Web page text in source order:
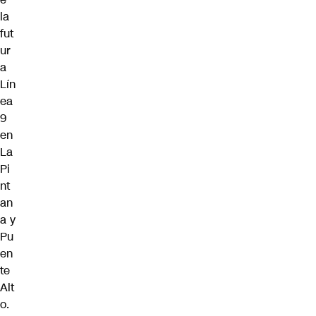
la
fut
ur
a
Lín
ea
9
en
La
Pi
nt
an
a y
Pu
en
te
Alt
o.